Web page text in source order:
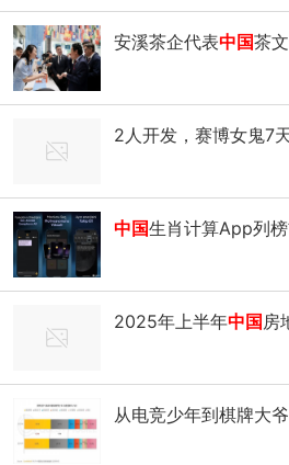
安溪茶企代表中国茶
2人开发，赛博女鬼7
大发行+外国小研发”
中国生肖计算App列
2025年上半年中国 房
从电竞少年到棋牌大爷